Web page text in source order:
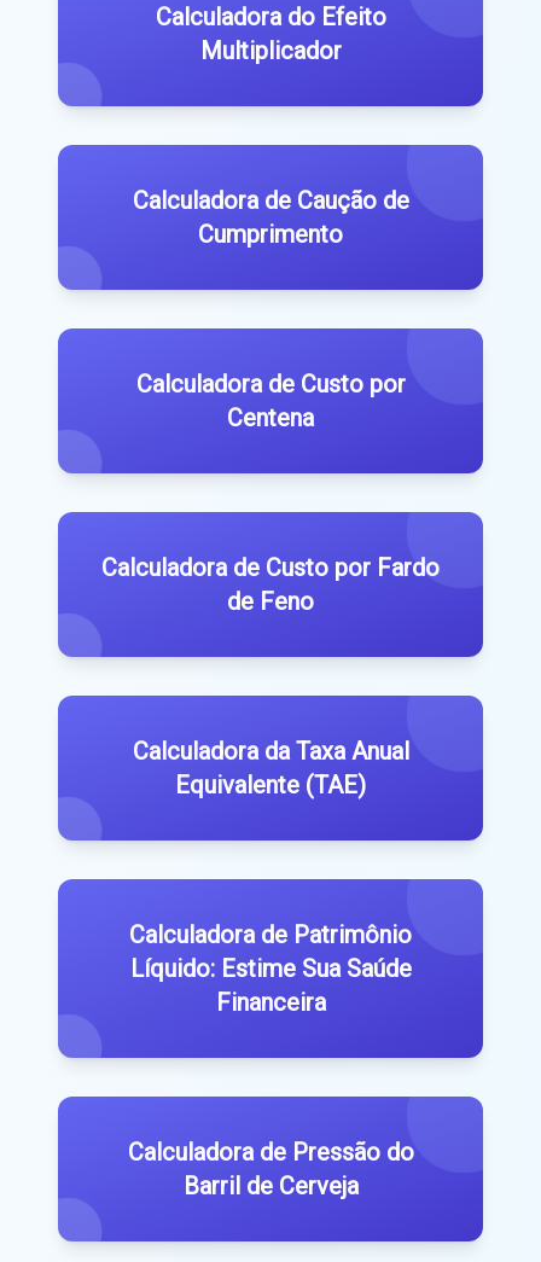
Calculadora do Efeito
Multiplicador
Calculadora de Caução de
Cumprimento
Calculadora de Custo por
Centena
Calculadora de Custo por Fardo
de Feno
Calculadora da Taxa Anual
Equivalente (TAE)
Calculadora de Patrimônio
Líquido: Estime Sua Saúde
Financeira
Calculadora de Pressão do
Barril de Cerveja